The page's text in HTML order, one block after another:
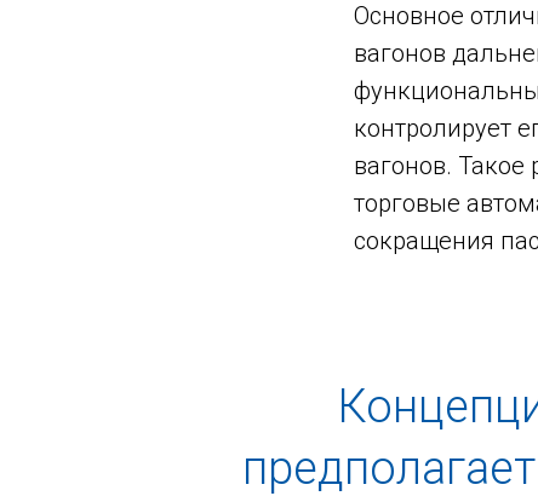
Основное
вагонов
контролирует
вагонов.
торговые
сокращения